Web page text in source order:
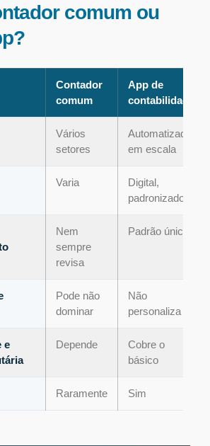
comum ou
Contador
comum
App de
contabilidade
Vários
setores
Automatizado,
em escala
Varia
Digital,
padronizado
Nem
sempre
revisa
Padrão único
Pode não
dominar
Não
personaliza
e
Depende
Cobre o
básico
Raramente Sim